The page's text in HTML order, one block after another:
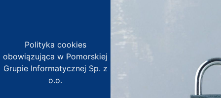
Polityka cookies
obowiązująca w Pomorskiej
Grupie Informatycznej Sp. z
o.o.